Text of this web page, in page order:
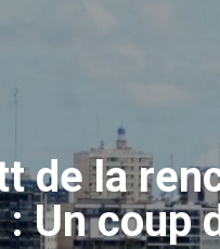
de la
Un coup